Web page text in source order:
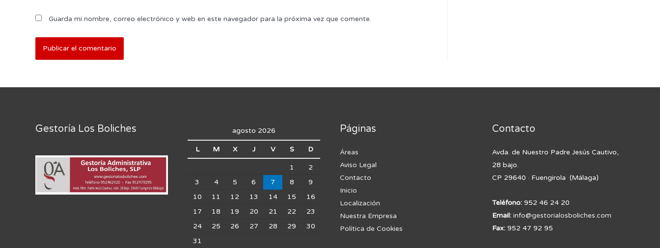
Guarda mi nombre, correo electrónico y web en este navegador para la próxima vez que comente.
Gestoría Los Boliches agosto 2026
L M X J V S D
1
2
3
4 5 6 7 8
9
10
11 12 13 14 15
16
17
18 19 20 21 22
23
24
25 26 27 28 29
30
31
Páginas
Áreas
Aviso Legal
Contacto
Inicio
Localización
Nuestra Empresa
Política de Cookies
Contacto
Avda. de Nuestro Padre Jesús Cautivo,
28 bajo.
CP 29640 · Fuengirola (Málaga)
Teléfono: 952 46 24 20
Email: info@gestorialosboliches.com
Fax: 952 47 92 95